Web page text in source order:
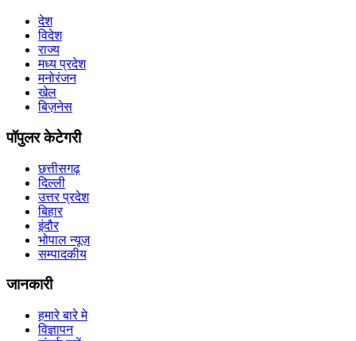
देश
विदेश
राज्य
मध्य प्रदेश
मनोरंजन
खेल
बिज़नेस
पॉपुलर केटेगरी
छत्तीसगढ़
दिल्ली
उत्तर प्रदेश
बिहार
इंदौर
भोपाल न्यूज़
सम्पादकीय
जानकारी
हमारे बारे मे
विज्ञापन